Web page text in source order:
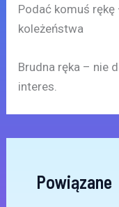
Podać komuś
koleżeństwa
Brudna ręka – nie
interes.
Powiązane